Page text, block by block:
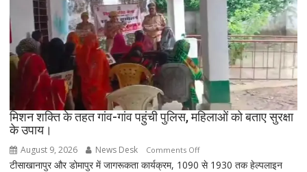
सम्मेलन
उमड़ा
जनसैलाब
मिशन शक्ति के तहत गांव-गांव पहुंची पुलिस, महिलाओं को बताए सुरक्षा
के उपाय।
August 9, 2026 News Desk Comments Offon
मिशन
टीसाखानापुर और डोमापुर में जागरूकता कार्यक्रम, 1090 से 1930 तक हेल्पलाइन